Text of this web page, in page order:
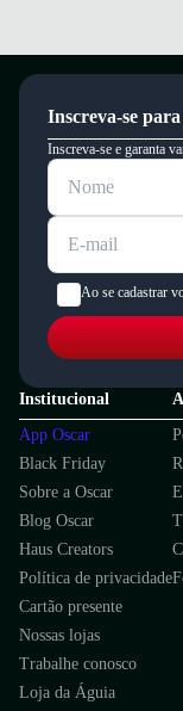
Inscreva-se
Inscreva-se e garanta
Ao se cadastrar
Institucional
App Oscar
Black Friday
Sobre a Oscar
Blog Oscar
Haus Creators
Política de privacidade
Cartão presente
Nossas lojas
Trabalhe conosco
Loja da Águia